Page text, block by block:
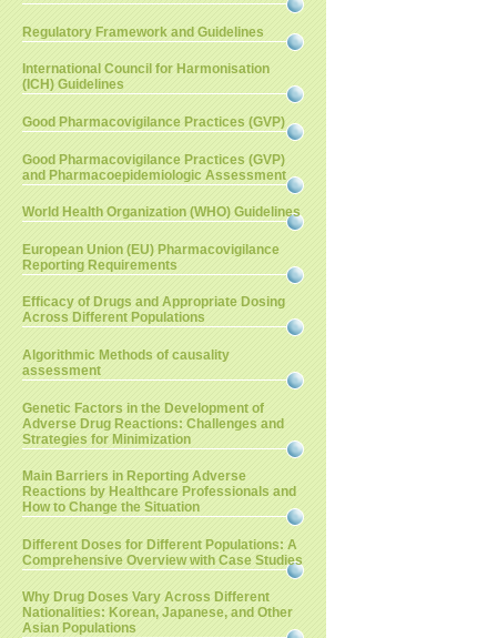
Regulatory Framework and Guidelines
International Council for Harmonisation
(ICH) Guidelines
Good Pharmacovigilance Practices (GVP)
Good Pharmacovigilance Practices (GVP)
and Pharmacoepidemiologic Assessment
World Health Organization (WHO) Guidelines
European Union (EU) Pharmacovigilance
Reporting Requirements
Efficacy of Drugs and Appropriate Dosing
Across Different Populations
Algorithmic Methods of causality
assessment
Genetic Factors in the Development of
Adverse Drug Reactions: Challenges and
Strategies for Minimization
Main Barriers in Reporting Adverse
Reactions by Healthcare Professionals and
How to Change the Situation
Different Doses for Different Populations: A
Comprehensive Overview with Case Studies
Why Drug Doses Vary Across Different
Nationalities: Korean, Japanese, and Other
Asian Populations